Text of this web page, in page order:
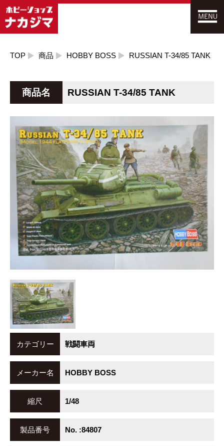
TOP 商品 HOBBY BOSS RUSSIAN T-34/85 TANK
商品名 RUSSIAN T-34/85 TANK
カテゴリー 戦闘車両
メーカー名 HOBBY BOSS
縮尺 1/48
製品番号 No. :84807